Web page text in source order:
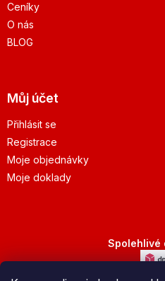
Ceníky
O nás
BLOG
Můj účet
Přihlásit se
Registrace
Moje objednávky
Moje doklady
Spolehlivé